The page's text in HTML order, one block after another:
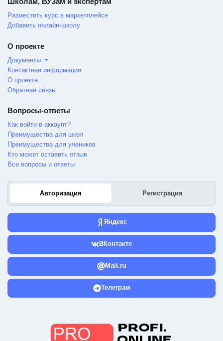
Разместить курс в маркетплейсе
Добавить онлайн-школу
О проекте
Документы
Контактная информация
О проекте
Обратная связь
Вопросы-ответы
Как войти в аккаунт?
Преимущества для школ
Преимущества для учеников
Кто может оставить отзыв
Все вопросы и ответы
Авторизация Регистрация
Яндекс
ВКонтакте
Mail.ru
Телеграм